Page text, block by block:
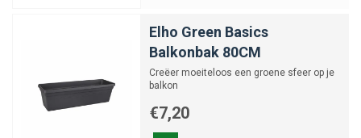
Elho Green Basics
Balkonbak 80CM
Creëer moeiteloos een groene sfeer op je
balkon
€7,20